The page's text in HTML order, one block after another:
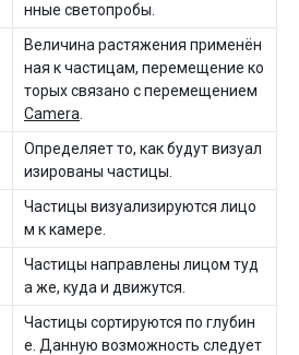
нные светопробы.
Величина растяжения применён
ная к частицам, перемещение ко
торых связано с перемещением
Camera
Определяет то, как будут визуал
изированы частицы.
Частицы визуализируются лицо
м к камере.
Частицы направлены лицом туд
а же, куда и движутся.
Частицы сортируются по глубин
е. Данную возможность следует